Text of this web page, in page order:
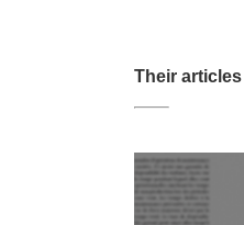
Their articles